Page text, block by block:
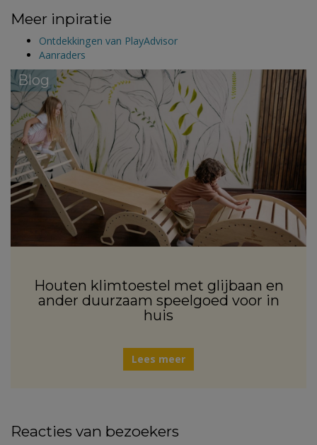
Meer inpiratie
Ontdekkingen van PlayAdvisor
Aanraders
Blog
Houten klimtoestel met glijbaan en
ander duurzaam speelgoed voor in
huis
Lees meer
Reacties van bezoekers